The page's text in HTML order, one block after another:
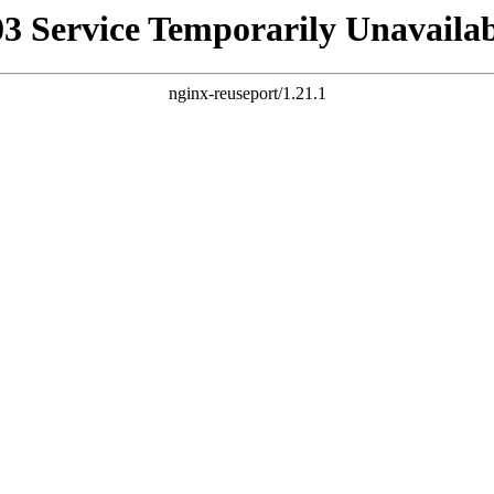
Service Temporarily
nginx-reuseport/1.21.1